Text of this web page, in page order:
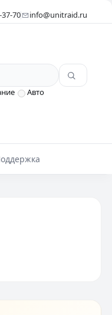
37-70 info@unitraid.ru
Авто